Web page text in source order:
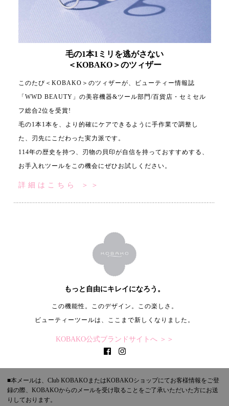
毛の1本1ミリを逃がさない
＜KOBAKO＞のツィザー
このたび＜KOBAKO＞のツィザーが、ビューティー情報誌
「WWD BEAUTY」の美容機器&ツール部門/百貨店・セミセル
フ総合2位を受賞!
毛の1本1本を、より的確にケアできるように手作業で調整し
た、刃先にこだわった実力派です。
114年の歴史を持つ、刃物の貝印が自信を持っておすすめする、
お手入れツールをこの機会にぜひお試しください。
詳細はこちら ＞＞
もっと自由にキレイになろう。
この機能性。このデザイン。この楽しさ。
ビューティーツールは、ここまで新しくなりました。
KOBAKO公式ブランドサイトへ ＞＞
■本メールは、Club KOBAKOまたはKOBAKOショップにてお客様情報をご登
録の際、KOBAKOからのメールを受け取ることをご了承いただいた方にお送
りしております。